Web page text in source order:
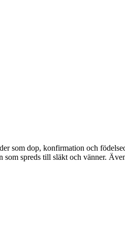
som dop, konfirmation och
spreds till släkt och vänner.